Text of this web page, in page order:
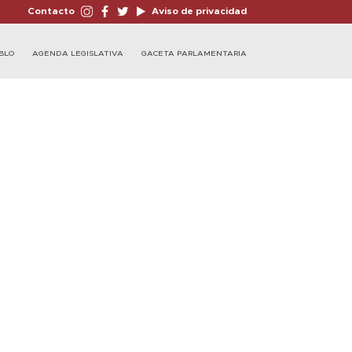
Contacto Aviso de privacidad
AGENDA LEGISLATIVA GACETA PARLAMENTARIA